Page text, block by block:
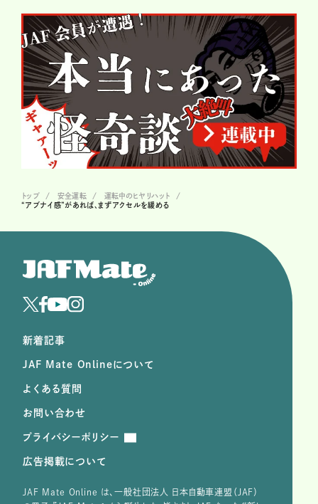
トップ 安全運転
運転中のヒヤリハット
“アブナイ感”があれば、まずアクセルを緩める
新着記事
JAF Mate Onlineについて
よくある質問
お問い合わせ
プライバシーポリシー
広告掲載について
JAF Mate Online は、⼀般社団法⼈ ⽇本⾃動⾞連盟（JAF）